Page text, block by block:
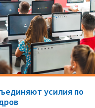
усилия по